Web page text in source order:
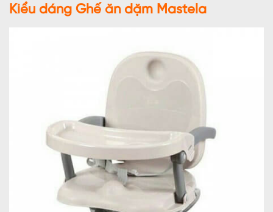
Kiểu dáng Ghế ăn dặm Mastela